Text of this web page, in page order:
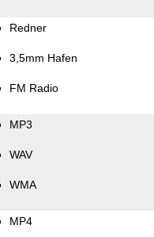
Redner
3,5mm Hafen
FM Radio
MP3
WAV
WMA
MP4